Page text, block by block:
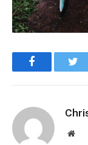
Facebook